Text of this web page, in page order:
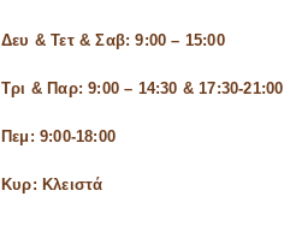
Δευ & Τετ & Σαβ: 9:00 – 15:00
Τρι & Παρ: 9:00 – 14:30 & 17:30-21:00
Πεμ: 9:00-18:00
Κυρ: Κλειστά